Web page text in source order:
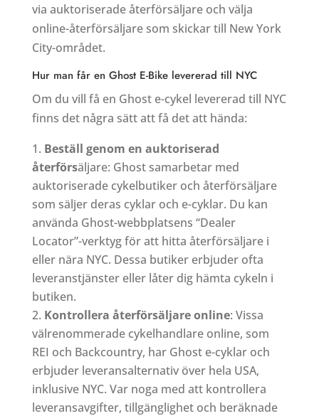
via auktoriserade återförsäljare och välja
online-återförsäljare som skickar till New York
City-området.
Hur man får en Ghost E-Bike levererad till NYC
Om du vill få en Ghost e-cykel levererad till NYC
finns det några sätt att få det att hända:
Beställ genom en auktoriserad
återförsäljare: Ghost samarbetar med
auktoriserade cykelbutiker och återförsäljare
som säljer deras cyklar och e-cyklar. Du kan
använda Ghost-webbplatsens “Dealer
Locator”-verktyg för att hitta återförsäljare i
eller nära NYC. Dessa butiker erbjuder ofta
leveranstjänster eller låter dig hämta cykeln i
butiken.
Kontrollera återförsäljare online: Vissa
välrenommerade cykelhandlare online, som
REI och Backcountry, har Ghost e-cyklar och
erbjuder leveransalternativ över hela USA,
inklusive NYC. Var noga med att kontrollera
leveransavgifter, tillgänglighet och beräknade